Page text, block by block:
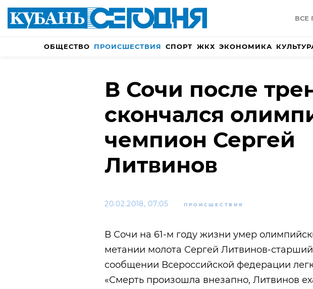
ВСЕ
ОБЩЕСТВО ПРОИСШЕСТВИЯ СПОРТ ЖКХ ЭКОНОМИКА
В Сочи после
скончался
чемпион Сергей
Литвинов
20.02.2018, 07:05 ПРОИСШЕСТВИЯ
В Сочи на 61-м году жизни умер
метании молота Сергей Литвинов-
сообщении Всероссийской федерации
«Смерть произошла внезапно, Литвинов